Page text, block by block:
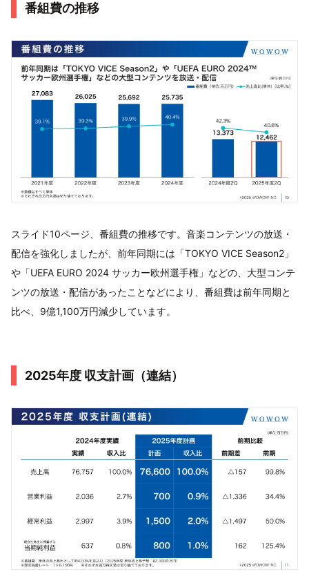
番組費の推移
スライド10ページ、番組費の推移です。音楽コンテンツの放送・
配信を強化しましたが、前年同期には「TOKYO VICE Season2」
や「UEFA EURO 2024 サッカー欧州選手権」などの、大型コンテ
ンツの放送・配信があったことなどにより、番組費は前年同期と
比べ、9億1,100万円減少しています。
2025年度 収支計画（連結）